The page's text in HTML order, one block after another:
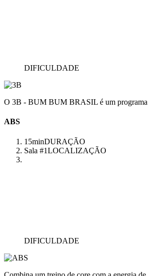
DIFICULDADE
O 3B - BUM BUM BRASIL é um programa
ABS
15minDURAÇÃO
Sala #1LOCALIZAÇÃO
DIFICULDADE